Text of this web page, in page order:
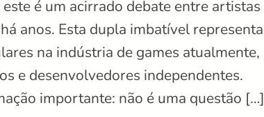
é um acirrado debate entre artistas
anos. Esta dupla imbatível representa
na indústria de games atualmente,
e desenvolvedores independentes.
importante: não é uma questão […]